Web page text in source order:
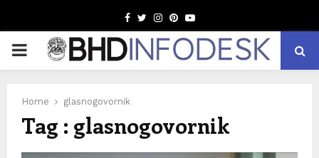
Facebook
TwitterInstagram
Pinterest
Youtube
PRIMARY
Home glasnogovornik
Tag : glasnogovornik